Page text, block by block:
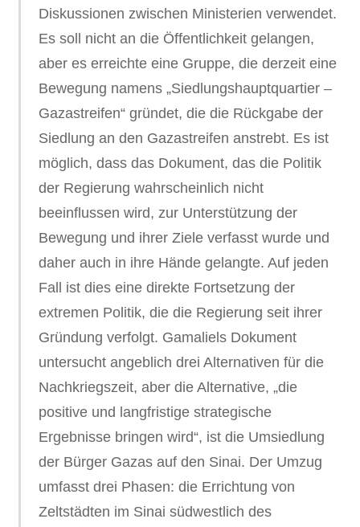
Diskussionen zwischen Ministerien verwendet.
Es soll nicht an die Öffentlichkeit gelangen,
aber es erreichte eine Gruppe, die derzeit eine
Bewegung namens „Siedlungshauptquartier –
Gazastreifen“ gründet, die die Rückgabe der
Siedlung an den Gazastreifen anstrebt. Es ist
möglich, dass das Dokument, das die Politik
der Regierung wahrscheinlich nicht
beeinflussen wird, zur Unterstützung der
Bewegung und ihrer Ziele verfasst wurde und
daher auch in ihre Hände gelangte. Auf jeden
Fall ist dies eine direkte Fortsetzung der
extremen Politik, die die Regierung seit ihrer
Gründung verfolgt. Gamaliels Dokument
untersucht angeblich drei Alternativen für die
Nachkriegszeit, aber die Alternative, „die
positive und langfristige strategische
Ergebnisse bringen wird“, ist die Umsiedlung
der Bürger Gazas auf den Sinai. Der Umzug
umfasst drei Phasen: die Errichtung von
Zeltstädten im Sinai südwestlich des